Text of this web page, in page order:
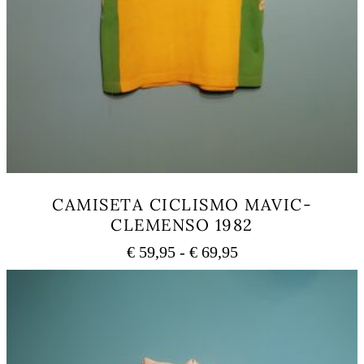
CAMISETA CICLISMO MAVIC-
CLEMENSO 1982
€59,95 - €69,95Rango
de